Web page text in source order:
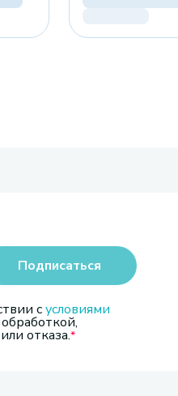
сусловиями
отказа.
Подписаться